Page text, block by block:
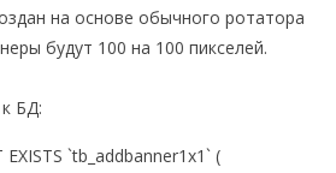
на основе обычного ротатора
будут 100 на 100 пикселей.
БД:
EXISTS `tb_addbanner1x1` (